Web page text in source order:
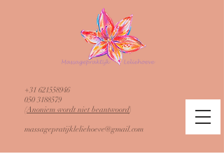
+31 621558946
050 3188579
​(Anoniem wordt niet beantwoord)
massagepratijkleliehoeve@gmail.com